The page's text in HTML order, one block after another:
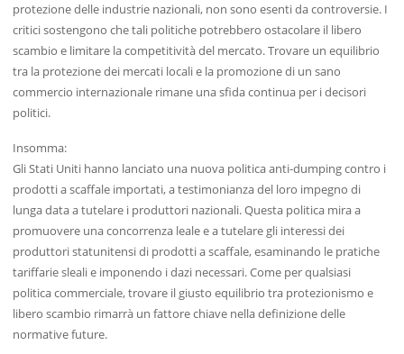
protezione delle industrie nazionali, non sono esenti da controversie. I
critici sostengono che tali politiche potrebbero ostacolare il libero
scambio e limitare la competitività del mercato. Trovare un equilibrio
tra la protezione dei mercati locali e la promozione di un sano
commercio internazionale rimane una sfida continua per i decisori
politici.
Insomma:
Gli Stati Uniti hanno lanciato una nuova politica anti-dumping contro i
prodotti a scaffale importati, a testimonianza del loro impegno di
lunga data a tutelare i produttori nazionali. Questa politica mira a
promuovere una concorrenza leale e a tutelare gli interessi dei
produttori statunitensi di prodotti a scaffale, esaminando le pratiche
tariffarie sleali e imponendo i dazi necessari. Come per qualsiasi
politica commerciale, trovare il giusto equilibrio tra protezionismo e
libero scambio rimarrà un fattore chiave nella definizione delle
normative future.